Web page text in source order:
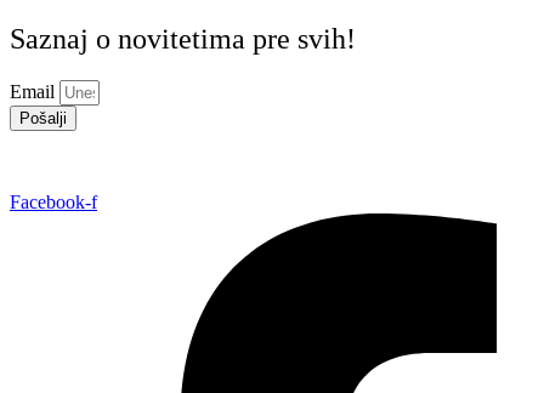
Saznaj o novitetima pre svih!
Email
Pošalji
Facebook-f